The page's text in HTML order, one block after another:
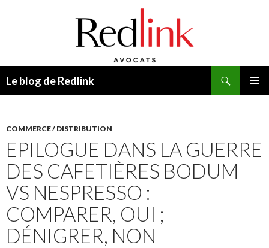
Le blog de Redlink
COMMERCE / DISTRIBUTION
EPILOGUE DANS LA GUERRE
DES CAFETIÈRES BODUM
VS NESPRESSO :
COMPARER, OUI ;
DÉNIGRER, NON